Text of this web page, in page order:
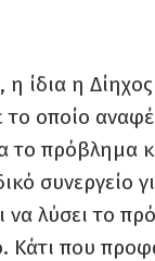
η ίδια η
οποίο
το πρόβλημα
συνεργείο
να λύσει το
Κάτι που